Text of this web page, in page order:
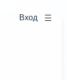
Вход